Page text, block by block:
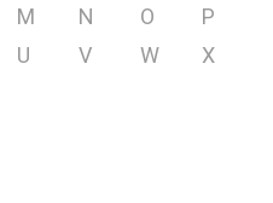
M N O
P
U V W
X